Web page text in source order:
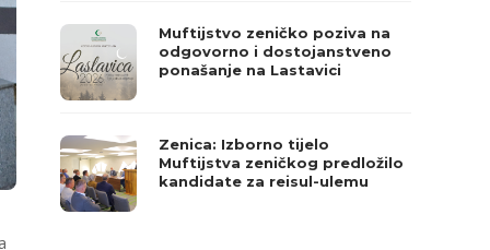
Muftijstvo zeničko poziva na
odgovorno i dostojanstveno
ponašanje na Lastavici
Zenica: Izborno tijelo
Muftijstva zeničkog predložilo
kandidate za reisul-ulemu